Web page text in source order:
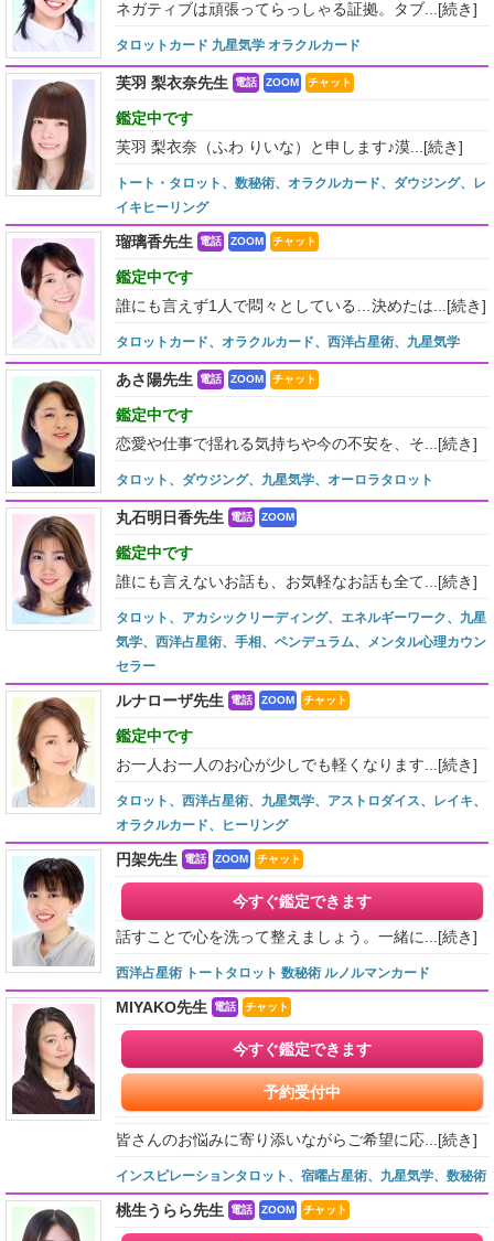
ネガティブは頑張ってらっしゃる証拠。タブ... [続き]
タロットカード 九星気学 オラクルカード
芙羽 梨衣奈先生 電話 ZOOM チャット
鑑定中です
芙羽 梨衣奈（ふわ りいな）と申します♪漠... [続き]
トート・タロット、数秘術、オラクルカード、ダウジング、レ
イキヒーリング
瑠璃香先生 電話 ZOOM チャット
鑑定中です
誰にも言えず1人で悶々としている…決めたは... [続き]
タロットカード、オラクルカード、西洋占星術、九星気学
あさ陽先生 電話 ZOOM チャット
鑑定中です
恋愛や仕事で揺れる気持ちや今の不安を、そ... [続き]
タロット、ダウジング、九星気学、オーロラタロット
丸石明日香先生 電話 ZOOM
鑑定中です
誰にも言えないお話も、お気軽なお話も全て... [続き]
タロット、アカシックリーディング、エネルギーワーク、九星
気学、西洋占星術、手相、ペンデュラム、メンタル心理カウン
セラー
ルナローザ先生 電話 ZOOM チャット
鑑定中です
お一人お一人のお心が少しでも軽くなります... [続き]
タロット、西洋占星術、九星気学、アストロダイス、レイキ、
オラクルカード、ヒーリング
円架先生 電話 ZOOM チャット
今すぐ鑑定できます
話すことで心を洗って整えましょう。一緒に... [続き]
西洋占星術 トートタロット 数秘術 ルノルマンカード
MIYAKO先生 電話 チャット
今すぐ鑑定できます
予約受付中
皆さんのお悩みに寄り添いながらご希望に応... [続き]
インスピレーションタロット、宿曜占星術、九星気学、数秘術
桃生うらら先生 電話 ZOOM チャット